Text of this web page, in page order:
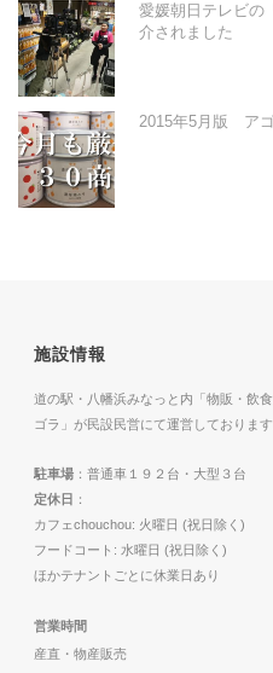
愛媛朝日テレビの
介されました
2015年5月版 アゴ
施設情報
道の駅・八幡浜みなっと内「物販・飲
ゴラ」が民設民営にて運営しております
駐車場 ：普通車１９２台・大型３台
定休日 ：
カフェchouchou: 火曜日 (祝日除く)
フードコート: 水曜日 (祝日除く)
ほかテナントごとに休業日あり
営業時間
産直・物産販売